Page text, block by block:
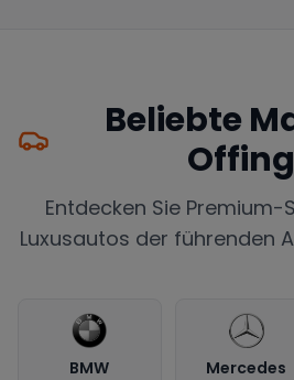
Beliebte
Entdecken Sie
Luxusautos der führenden
BMW Mercedes